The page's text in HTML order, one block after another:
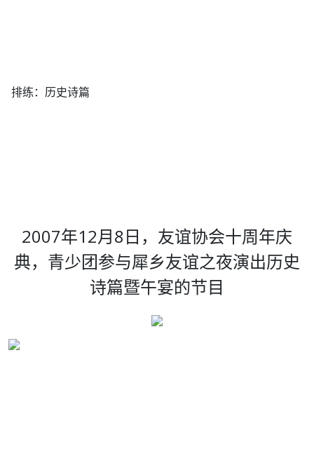
排练：历史诗篇
2007年12月8日，友谊协会十周年庆
典，青少团参与犀乡友谊之夜演出历史
诗篇暨午宴的节目